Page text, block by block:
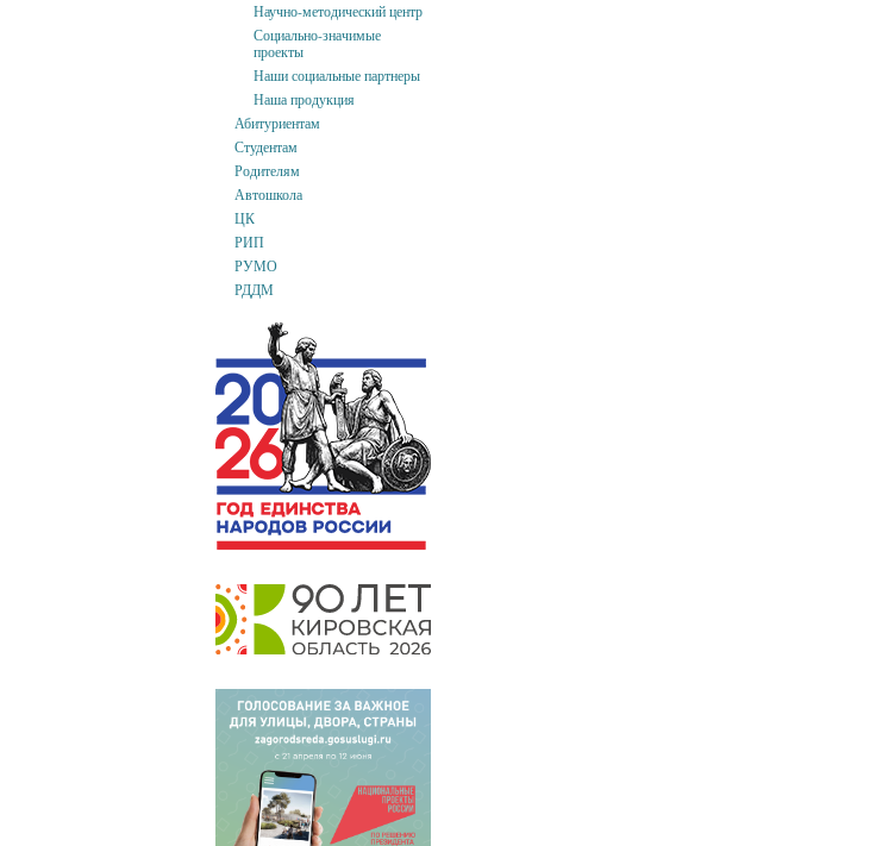
Научно-методический центр
Социально-значимые
проекты
Наши социальные партнеры
Наша продукция
Абитуриентам
Студентам
Родителям
Автошкола
ЦК
РИП
РУМО
РДДМ